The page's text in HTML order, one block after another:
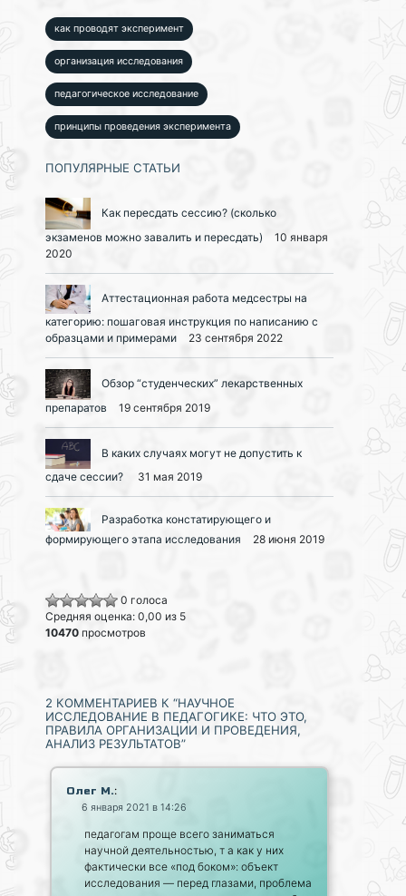
как проводят эксперимент
организация исследования
педагогическое исследование
принципы проведения эксперимента
ПОПУЛЯРНЫЕ СТАТЬИ
Как пересдать сессию? (сколько
экзаменов можно завалить и пересдать)
10 января
2020
Аттестационная работа медсестры на
категорию: пошаговая инструкция по написанию с
образцами и примерами
23 сентября 2022
Обзор “студенческих” лекарственных
препаратов
19 сентября 2019
В каких случаях могут не допустить к
сдаче сессии?
31 мая 2019
Разработка констатирующего и
формирующего этапа исследования
28 июня 2019
0 голоса
Средняя оценка: 0,00 из 5
10470 просмотров
2 КОММЕНТАРИЕВ К “НАУЧНОЕ
ИССЛЕДОВАНИЕ В ПЕДАГОГИКЕ: ЧТО ЭТО,
ПРАВИЛА ОРГАНИЗАЦИИ И ПРОВЕДЕНИЯ,
АНАЛИЗ РЕЗУЛЬТАТОВ”
Олег М.:
6 января 2021 в 14:26
педагогам проще всего заниматься
научной деятельностью, т а как у них
фактически все «под боком»: объект
исследования — перед глазами, проблема